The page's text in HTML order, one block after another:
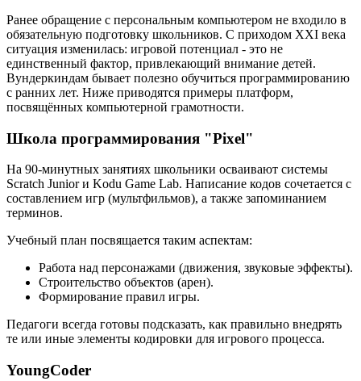
Ранее обращение с персональным компьютером не входило в
обязательную подготовку школьников. С приходом XXI века
ситуация изменилась: игровой потенциал - это не
единственный фактор, привлекающий внимание детей.
Вундеркиндам бывает полезно обучиться программированию
с ранних лет. Ниже приводятся примеры платформ,
посвящённых компьютерной грамотности.
Школа программирования "Pixel"
На 90-минутных занятиях школьники осваивают системы
Scratch Junior и Kodu Game Lab. Написание кодов сочетается с
составлением игр (мультфильмов), а также запоминанием
терминов.
Учебный план посвящается таким аспектам:
Работа над персонажами (движения, звуковые эффекты).
Строительство объектов (арен).
Формирование правил игры.
Педагоги всегда готовы подсказать, как правильно внедрять
те или иные элементы кодировки для игрового процесса.
YoungCoder